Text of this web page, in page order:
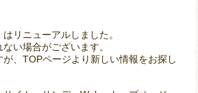
はリニューアルしました。
い場合がございます。
、TOPページより新しい情報をお探し